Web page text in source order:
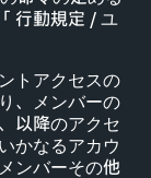
行動規定 / ユ
トアクセスの
、メンバーの
以降のアクセ
かなるアカウ
ンバーその他